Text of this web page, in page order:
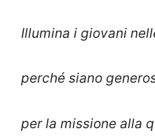
Illumina i giovani
perché siano
per la missione alla